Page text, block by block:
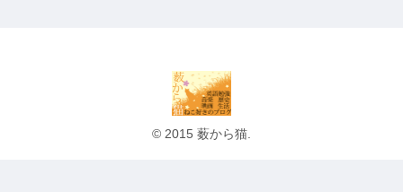
© 2015 薮から猫.